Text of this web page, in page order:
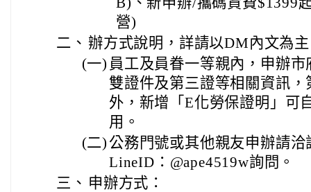
營)
二、 辦方式說明，詳請以DM內文為
(一) 員工及員眷一等親內，申辦
雙證件及第三證等相關資訊
外，新增「E化勞保證明」可
用。
(二) 公務門號或其他親友申辦請
LineID：@ape4519w詢問。
三、 申辦方式：